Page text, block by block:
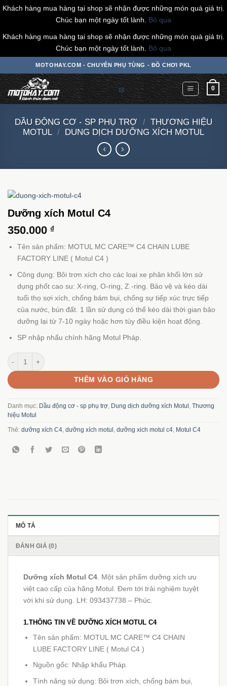
Khách hàng mua hàng tại shop sẽ nhận được những món quà giá trị.
Chúc bạn một ngày tốt lành. Bỏ qua
Khách hàng mua hàng tại shop sẽ nhận được những món quà giá trị.
Chúc bạn một ngày tốt lành. Bỏ qua
đến
dung
MOTOHAY.COM - CHUYÊN PHỤ TÙNG - ĐỒ CHƠI PKL
0
DẦU ĐỘNG CƠ - SP PHỤ TRỢ / THƯƠNG HIỆU
MOTUL / DUNG DỊCH DƯỠNG XÍCH MOTUL
Dưỡng xích Motul C4
350.000 ₫
Tên sản phẩm: MOTUL MC CARE™ C4 CHAIN LUBE
FACTORY LINE ( Motul C4 )
Công dụng: Bôi trơn xích cho các loại xe phân khối lớn sử
dụng phốt cao su: X-ring, O-ring, Z -ring. Bảo vệ và kéo dài
tuổi thọ sợi xích, chống bám bụi, chống sự tiếp xúc trực tiếp
của nước, bùn đất. 1 lần sử dụng có thể kéo dài thời gian bảo
dưỡng lại từ 7-10 ngày hoặc hơn tùy điều kiện hoạt động.
SP nhập nhẩu chính hãng Motul Pháp.
Dưỡng xích Motul C4 số lượng
THÊM VÀO GIỎ HÀNG
Danh mục: Dầu động cơ - sp phụ trợ Dung dịch dưỡng xích Motul
Thương
hiệu Motul
Thẻ: dưỡng xích C4 dưỡng xích motul dưỡng xich motul c4 Motul C4
MÔ TẢ
ĐÁNH GIÁ (0)
Dưỡng xích Motul C4. Một sản phẩm dưỡng xích ưu
việt cao cấp của hãng Motul. Đem tới trải nghiệm tuyệt
vời khi sử dụng. LH: 093437738 – Phúc.
1.THÔNG TIN VỀ DƯỠNG XÍCH MOTUL C4
Tên sản phẩm: MOTUL MC CARE™ C4 CHAIN
LUBE FACTORY LINE ( Motul C4 )
Nguồn gốc: Nhập khẩu Pháp.
Tính năng sử dụng: Bôi trơn xích, chống bám bụi,